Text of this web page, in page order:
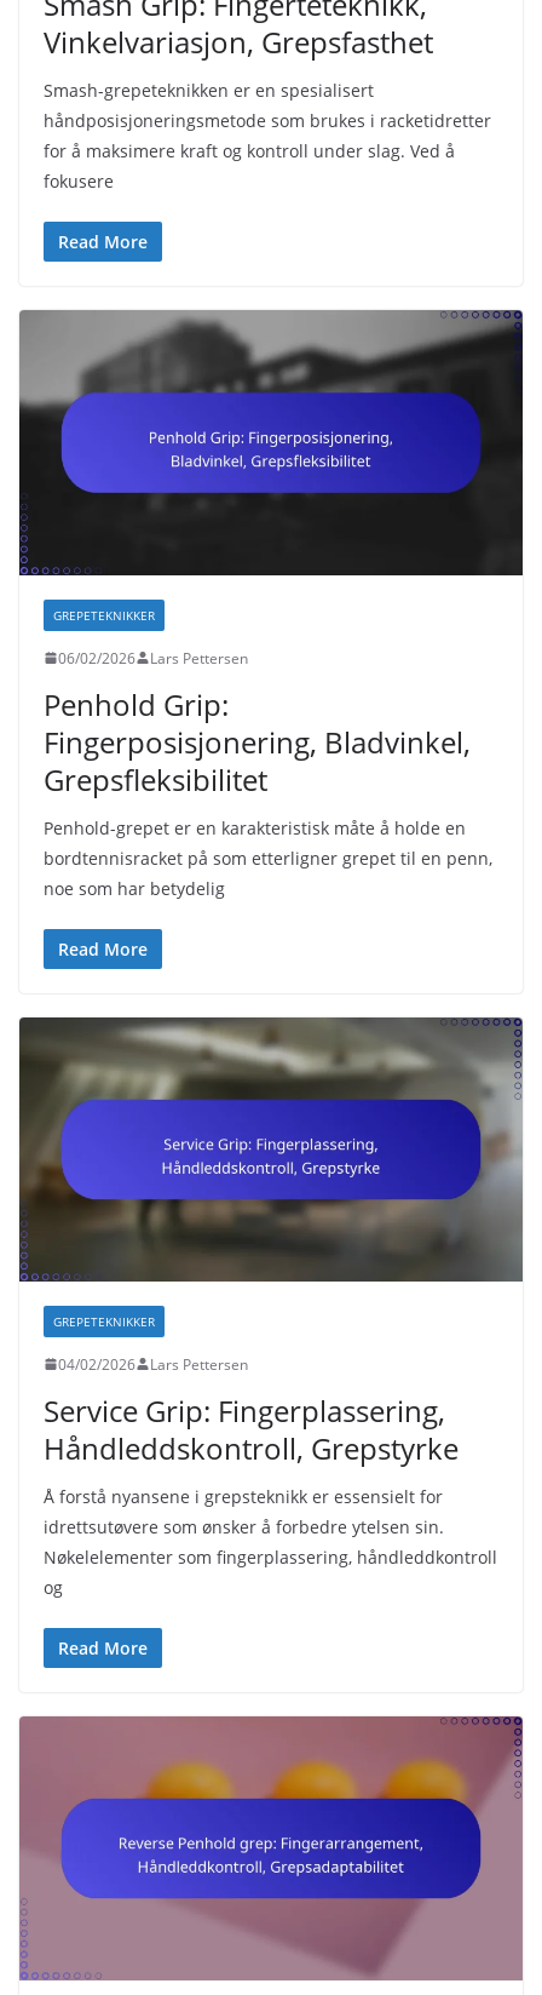
Vinkelvariasjon, Grepsfasthet
Smash-grepeteknikken er en spesialisert
håndposisjoneringsmetode som brukes i racketidretter
for å maksimere kraft og kontroll under slag. Ved å
fokusere
Read More
GREPETEKNIKKER
06/02/2026 Lars Pettersen
Penhold Grip:
Fingerposisjonering, Bladvinkel,
Grepsfleksibilitet
Penhold-grepet er en karakteristisk måte å holde en
bordtennisracket på som etterligner grepet til en penn,
noe som har betydelig
Read More
GREPETEKNIKKER
04/02/2026 Lars Pettersen
Service Grip: Fingerplassering,
Håndleddskontroll, Grepstyrke
Å forstå nyansene i grepsteknikk er essensielt for
idrettsutøvere som ønsker å forbedre ytelsen sin.
Nøkelelementer som fingerplassering, håndleddkontroll
og
Read More